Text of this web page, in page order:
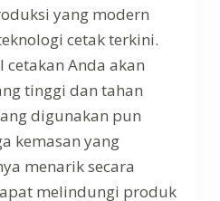
yang modern
cetak terkini.
cetakan Anda akan
tinggi dan tahan
digunakan pun
kemasan yang
menarik secara
melindungi produk